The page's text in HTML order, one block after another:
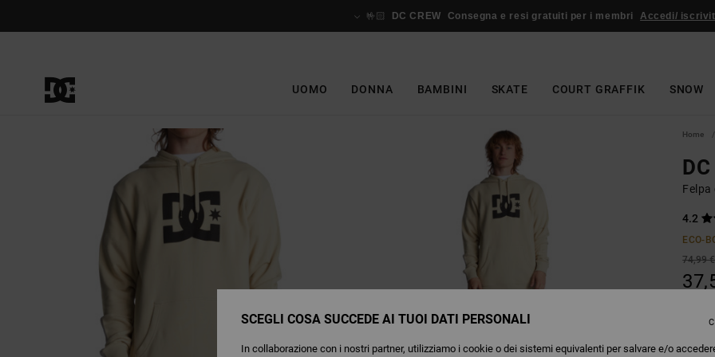
🤟🏻 DC CREW Consegna e resi gratuiti per i membri Accedi/
UOMO DONNA BAMBINI SKATE COURT GRAFFIK SNOW
Home
Felpa
4.2
ECO-
74,99 €
Colori
SCEGLI COSA SUCCEDE AI TUOI DATI PERSONALI
In collaborazione con i nostri partner, utilizziamo i cookie o dei sistemi equivalenti per salvare e/o